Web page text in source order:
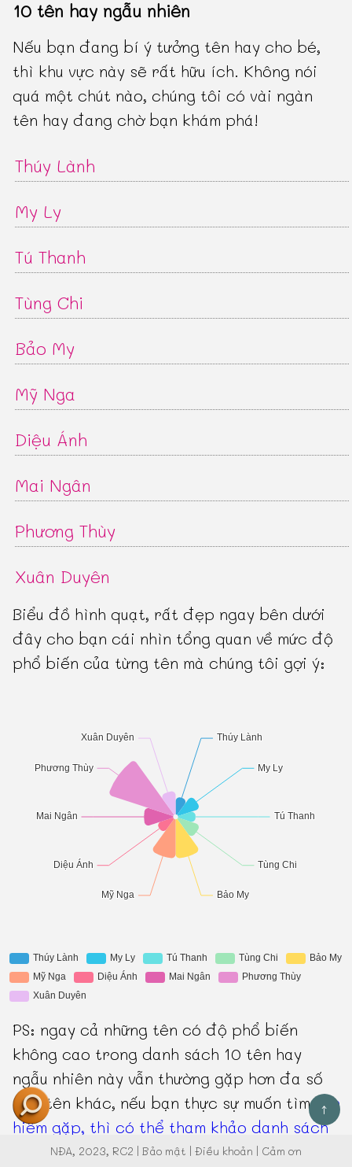
10 tên hay ngẫu nhiên
Nếu bạn đang bí ý tưởng tên hay cho bé,
thì khu vực này sẽ rất hữu ích. Không nói
quá một chút nào, chúng tôi có vài ngàn
tên hay đang chờ bạn khám phá!
Thúy Lành
My Ly
Tú Thanh
Tùng Chi
Bảo My
Mỹ Nga
Diệu Ánh
Mai Ngân
Phương Thùy
Xuân Duyên
Biểu đồ hình quạt, rất đẹp ngay bên dưới
đây cho bạn cái nhìn tổng quan về mức độ
phổ biến của từng tên mà chúng tôi gợi ý:
PS: ngay cả những tên có độ phổ biến
không cao trong danh sách 10 tên hay
ngẫu nhiên này vẫn thường gặp hơn đa số
các tên khác, nếu bạn thực sự muốn tìmtên
hiếm gặp, thì có thể tham khảo danh sách
↑
NĐA, 2023, RC2 | Bảo mật | Điều khoản | Cảm ơn